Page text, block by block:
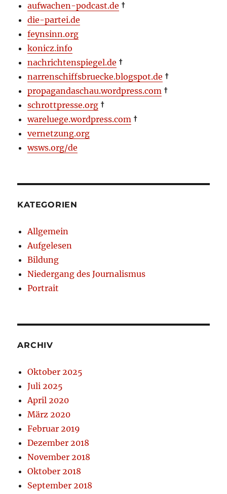
aufwachen-podcast.de †
die-partei.de
feynsinn.org
konicz.info
nachrichtenspiegel.de †
narrenschiffsbruecke.blogspot.de †
propagandaschau.wordpress.com †
schrottpresse.org †
wareluege.wordpress.com †
vernetzung.org
wsws.org/de
KATEGORIEN
Allgemein
Aufgelesen
Bildung
Niedergang des Journalismus
Portrait
ARCHIV
Oktober 2025
Juli 2025
April 2020
März 2020
Februar 2019
Dezember 2018
November 2018
Oktober 2018
September 2018